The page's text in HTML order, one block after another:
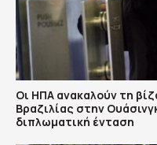
Οι ΗΠΑ ανακαλούν τη
Βραζιλίας στην
διπλωματική ένταση